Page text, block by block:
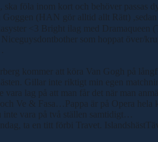
föla inom kort och behöver passas
(HAN gör alltid allt Rätt)
<3 Bright ilag med Dramaqueen
som hoppat över/
kommer att köra Van Gogh på
Gillar inte riktigt min egen
lag på att man får det när man
Ve & Fasa…Pappa är på Opera
vara på två ställen samtidigt…
ta en titt förbi Travet.